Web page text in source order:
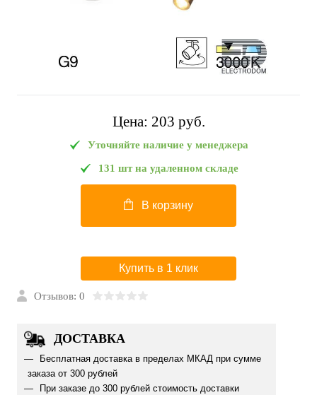
Цена: 203 pуб.
Уточняйте наличие у менеджера
131 шт на удаленном складе
В корзину
Купить в 1 клик
Отзывов: 0
ДОСТАВКА
Бесплатная доставка в пределах МКАД при сумме
заказа от 300 рублей
При заказе до 300 рублей стоимость доставки